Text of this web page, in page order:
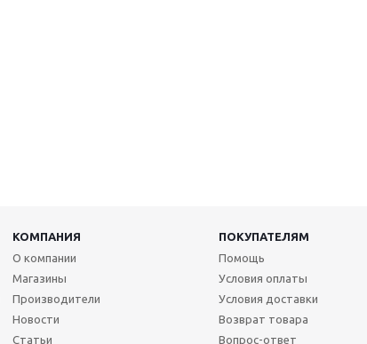
КОМПАНИЯ
ПОКУПАТЕЛЯМ
О компании
Магазины
Производители
Новости
Статьи
Помощь
Условия оплаты
Условия доставки
Возврат товара
Вопрос-ответ